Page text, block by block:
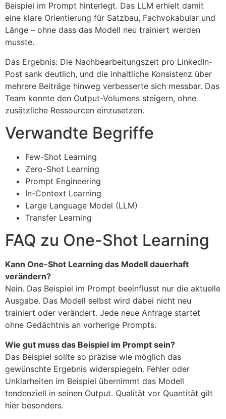
Beispiel im Prompt hinterlegt. Das LLM erhielt damit
eine klare Orientierung für Satzbau, Fachvokabular und
Länge – ohne dass das Modell neu trainiert werden
musste.
Das Ergebnis: Die Nachbearbeitungszeit pro LinkedIn-
Post sank deutlich, und die inhaltliche Konsistenz über
mehrere Beiträge hinweg verbesserte sich messbar. Das
Team konnte den Output-Volumens steigern, ohne
zusätzliche Ressourcen einzusetzen.
Verwandte Begriffe
Few-Shot Learning
Zero-Shot Learning
Prompt Engineering
In-Context Learning
Large Language Model (LLM)
Transfer Learning
FAQ zu One-Shot Learning
Kann One-Shot Learning das Modell dauerhaft
verändern?
Nein. Das Beispiel im Prompt beeinflusst nur die aktuelle
Ausgabe. Das Modell selbst wird dabei nicht neu
trainiert oder verändert. Jede neue Anfrage startet
ohne Gedächtnis an vorherige Prompts.
Wie gut muss das Beispiel im Prompt sein?
Das Beispiel sollte so präzise wie möglich das
gewünschte Ergebnis widerspiegeln. Fehler oder
Unklarheiten im Beispiel übernimmt das Modell
tendenziell in seinen Output. Qualität vor Quantität gilt
hier besonders.